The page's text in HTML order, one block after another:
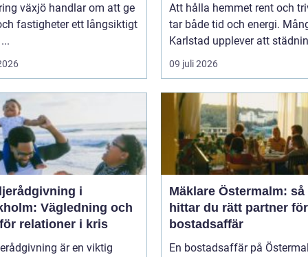
växjö handlar om att ge
fastigheter ett långsiktigt
Att hålla hemmet rent och
tar både tid och energi.
Karlstad upplever att
09 juli 2026
i
Vägledning och
relationer i kris
är en viktig
Mäklare Östermalm: så
hittar du rätt partner
bostadsaffär
En bostadsaffär på